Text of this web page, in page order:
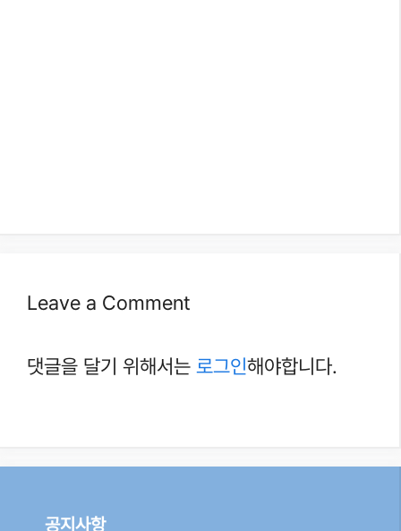
Leave a Comment
댓글을 달기 위해서는 로그인해야합니다.
공지사항